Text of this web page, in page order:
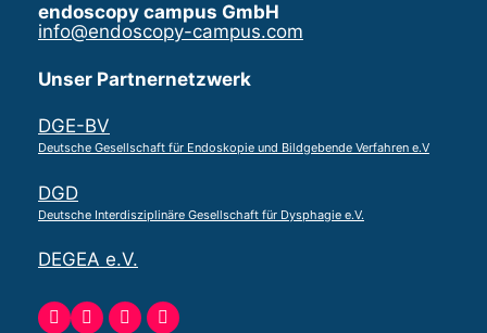
endoscopy campus GmbH
info@endoscopy-campus.com
Unser Partnernetzwerk
DGE-BV
Deutsche Gesellschaft für Endoskopie und Bildgebende Verfahren e.V
DGD
Deutsche Interdisziplinäre Gesellschaft für Dysphagie e.V.
DEGEA e.V.